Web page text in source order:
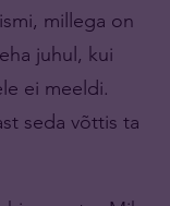
millega on
juhul, kui
ei meeldi.
seda võttis ta